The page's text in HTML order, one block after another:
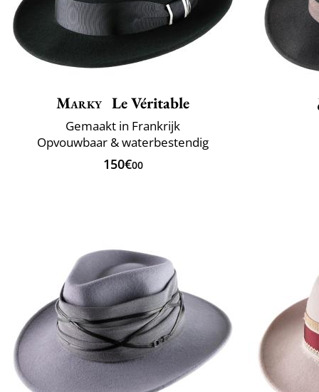
Marky Le Véritable
Gemaakt in Frankrijk
Opvouwbaar & waterbestendig
150€00